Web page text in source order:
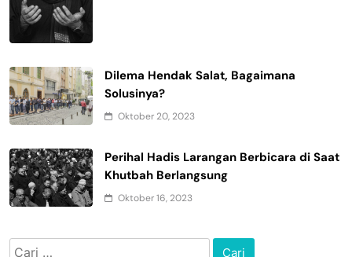
Dilema Hendak Salat, Bagaimana
Solusinya?
Oktober 20, 2023
Perihal Hadis Larangan Berbicara di Saat
Khutbah Berlangsung
Oktober 16, 2023
Cari